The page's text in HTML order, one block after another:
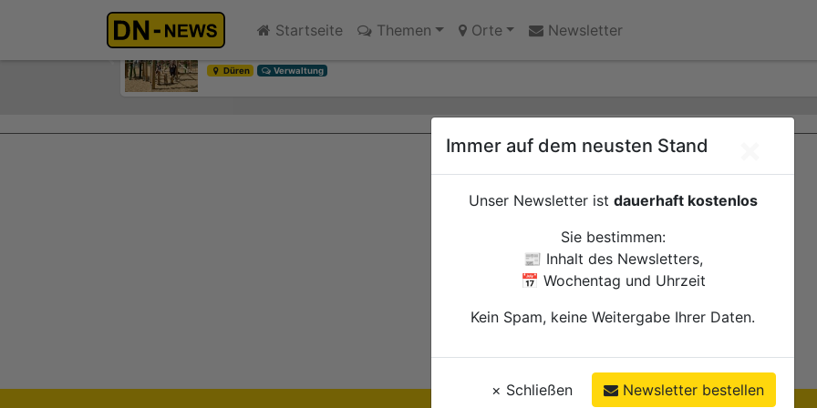
Startseite Themen Orte Newsletter
Kinder- und Jugendsprecherinnen des Jugendheims engagieren sich für Echtz
Düren
Verwaltung
Previous
Ihre Anzeige hier?
Immer auf dem neusten Stand
Unser Newsletter ist dauerhaft kostenlos
Sie bestimmen:
📰 Inhalt des Newsletters,
📅 Wochentag und Uhrzeit
Kein Spam, keine Weitergabe Ihrer Daten.
× Schließen Newsletter bestellen